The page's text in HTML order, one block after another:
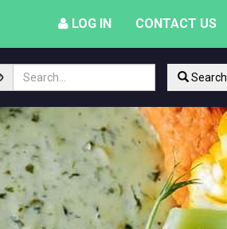
LOG IN CONTACT US
Search